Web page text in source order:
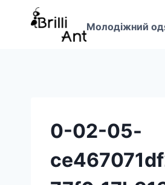
Перейти
Молодіжний
0-02-05-